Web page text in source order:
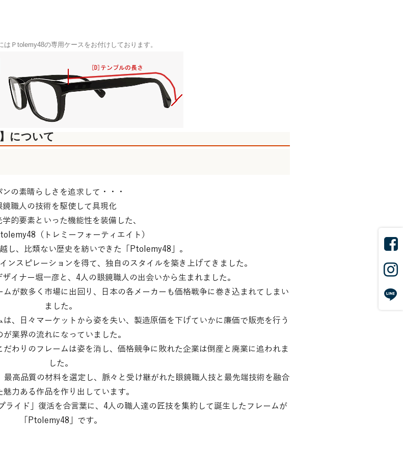
は Ｐtolemy48の専用ケースをお付けしております。
について
らしさを追求して・・・
の技術を駆使して具現化
素といった機能性を装備した、
（トレミーフォーティエイト）
し、比類ない歴史を紡いできた「Ptolemy48」。
ンスピレーションを得て、独自のスタイルを築き上げてきました。
イナー堀一彦と、4人の眼鏡職人の出会いから生まれました。
が数多く市場に出回り、日本の各メーカーも価格戦争に巻き込まれてしまい
ました。
、日々マーケットから姿を失い、製造原価を下げていかに廉価で販売を行う
が業界の流れになっていました。
わりのフレームは姿を消し、価格競争に敗れた企業は倒産と廃業に追われま
した。
高品質の材料を選定し、脈々と受け継がれた眼鏡職人技と最先端技術を融合
魅力ある作品を作り出しています。
ライド」復活を合言葉に、4人の職人達の匠技を集約して誕生したフレームが
「Ptolemy48」です。